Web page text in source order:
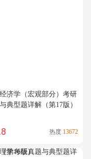
济学（宏观部分）考研
典型题详解（第17版）
热度 13672